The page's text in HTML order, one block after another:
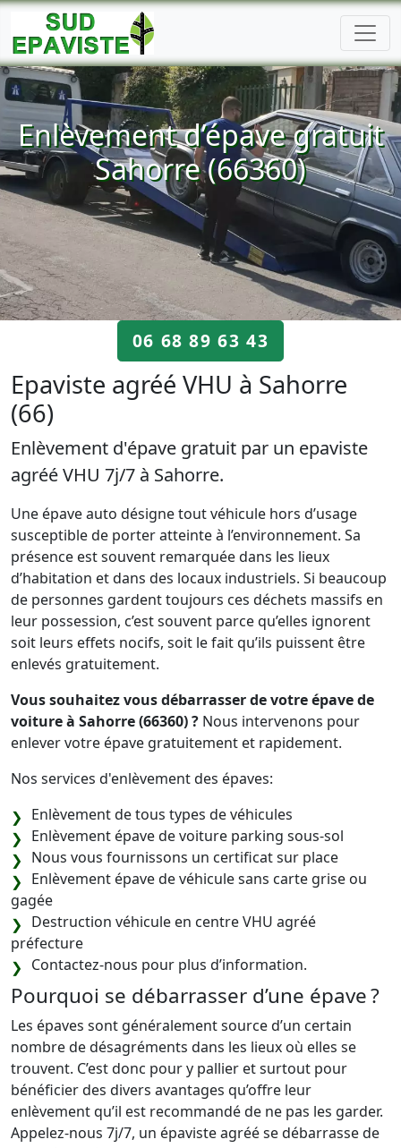
Enlèvement d’épave gratuit
Sahorre (66360)
06 68 89 63 43
Epaviste agréé VHU à Sahorre
(66)
Enlèvement d'épave gratuit par un epaviste
agréé VHU 7j/7 à Sahorre.
Une épave auto désigne tout véhicule hors d’usage
susceptible de porter atteinte à l’environnement. Sa
présence est souvent remarquée dans les lieux
d’habitation et dans des locaux industriels. Si beaucoup
de personnes gardent toujours ces déchets massifs en
leur possession, c’est souvent parce qu’elles ignorent
soit leurs effets nocifs, soit le fait qu’ils puissent être
enlevés gratuitement.
Vous souhaitez vous débarrasser de votre épave de
voiture à Sahorre (66360) ? Nous intervenons pour
enlever votre épave gratuitement et rapidement.
Nos services d'enlèvement des épaves:
Enlèvement de tous types de véhicules
Enlèvement épave de voiture parking sous-sol
Nous vous fournissons un certificat sur place
Enlèvement épave de véhicule sans carte grise ou
gagée
Destruction véhicule en centre VHU agréé
préfecture
Contactez-nous pour plus d’information.
Pourquoi se débarrasser d’une épave ?
Les épaves sont généralement source d’un certain
nombre de désagréments dans les lieux où elles se
trouvent. C’est donc pour y pallier et surtout pour
bénéficier des divers avantages qu’offre leur
enlèvement qu’il est recommandé de ne pas les garder.
Appelez-nous 7j/7, un épaviste agréé se débarrasse de